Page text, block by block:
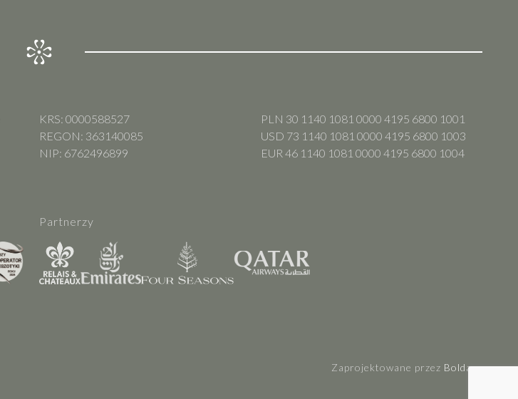
KRS: 0000588527
REGON: 363140085
NIP: 6762496899
PLN 30 1140 1081 0000 4195 6800 1001
USD 73 1140 1081 0000 4195 6800 1003
EUR 46 1140 1081 0000 4195 6800 1004
Partnerzy
Zaprojektowane przez Boldare